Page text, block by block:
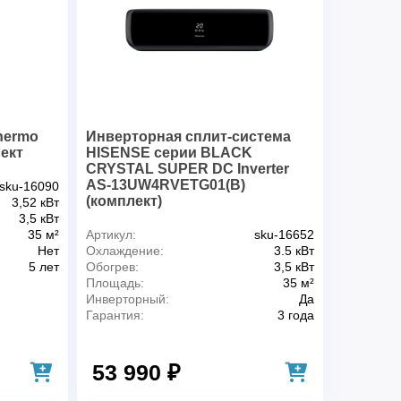
25 Дб
нет
8.9 кг
29.7 кг
тепло-холод
(охлаждение)
sku-16090
3,52 кВт
3,5 кВт
35 м²
Нет
5 лет
Инверторная сплит-система
HISENSE серии BLACK
CRYSTAL SUPER DC Inverter
AS-13UW4RVETG01(B)
(комплект)
Артикул:
sku-16652
Охлаждение:
3.5 кВт
Обогрев:
3,5 кВт
Площадь:
35 м²
Инверторный:
Да
Гарантия:
3 года
53 990 ₽